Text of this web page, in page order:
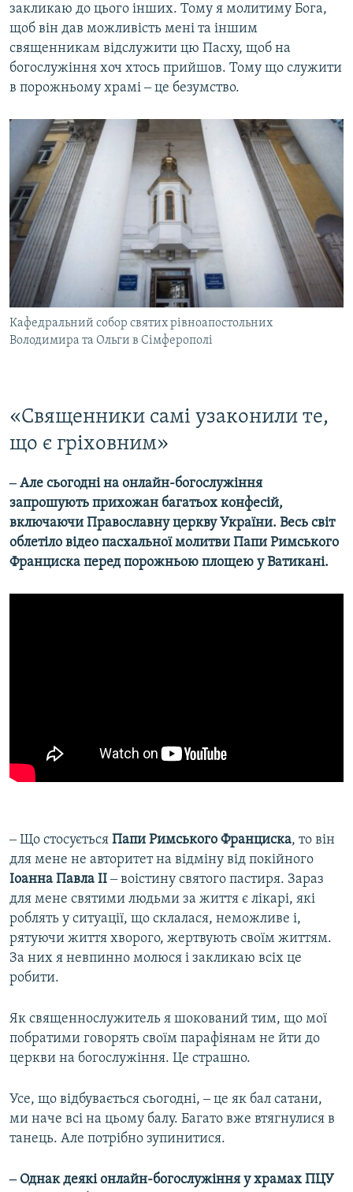
закликаю до цього інших. Тому я молитиму Бога,
щоб він дав можливість мені та іншим
священникам відслужити цю Пасху, щоб на
богослужіння хоч хтось прийшов. Тому що служити
в порожньому храмі ‒ це безумство.
Кафедральний собор святих рівноапостольних
Володимира та Ольги в Сімферополі
«Священники самі узаконили те,
що є гріховним»
‒ Але сьогодні на онлайн-богослужіння
запрошують прихожан багатьох конфесій,
включаючи Православну церкву України. Весь світ
облетіло відео пасхальної молитви Папи Римського
Франциска перед порожньою площею у Ватикані.
‒ Що стосується Папи Римського Франциска, то він
для мене не авторитет на відміну від покійного
Іоанна Павла II‒ воістину святого пастиря. Зараз
для мене святими людьми за життя є лікарі, які
роблять у ситуації, що склалася, неможливе і,
рятуючи життя хворого, жертвують своїм життям.
За них я невпинно молюся і закликаю всіх це
робити.
Як священнослужитель я шокований тим, що мої
побратими говорять своїм парафіянам не йти до
церкви на богослужіння. Це страшно.
Усе, що відбувається сьогодні, ‒ це як бал сатани,
ми наче всі на цьому балу. Багато вже втягнулися в
танець. Але потрібно зупинитися.
‒ Однак деякі онлайн-богослужіння у храмах ПЦУ